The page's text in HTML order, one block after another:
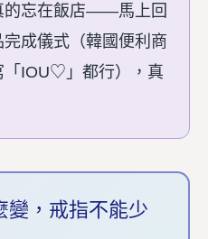
的忘在飯店——馬上回
成儀式（韓國便利商
「IOU♡」都行），真
變，戒指不能少